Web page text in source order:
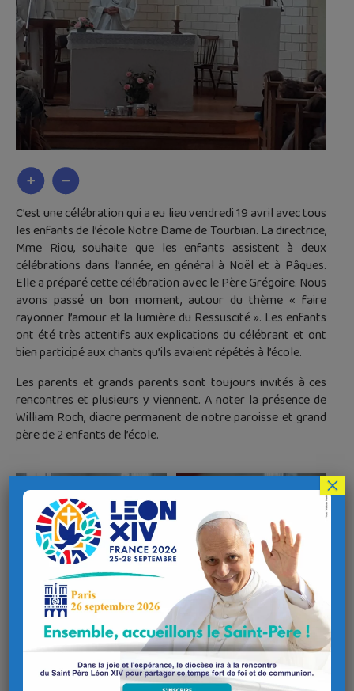
C’est une célébration qui a eu lieu vendredi 19 avril avec tous
les enfants de l’école Notre Dame de Tourbian. La directrice,
Mme Riou, souhaite que les enfants assistent à deux
célébrations dans l’année, en général à Noël et à Pâques.
Elle a préparé cette célébration avec le Père Grégoire. Nous
avons passé un bon moment, autour du thème « faire
rayonner l’amour et la lumière du Ressuscité ». Les enfants
ont été très attentifs aux explications du célébrant et ont
bien participé aux chants qu’ils avaient répétés à l’école.
Les parents et grands parents sont toujours invités à ces
rencontres et plusieurs y viennent. A noter la présence de
William Roch, diacre permanent de notre paroisse et grand
père de 2 enfants de l’école.
×